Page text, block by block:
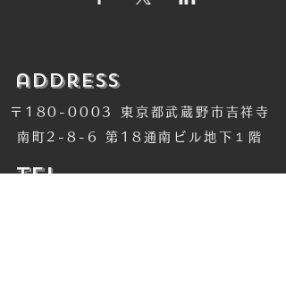
​address
〒180-0003 東京都武蔵野市吉祥寺
南町2-8-6 第18通南ビル地下１階
​TEL